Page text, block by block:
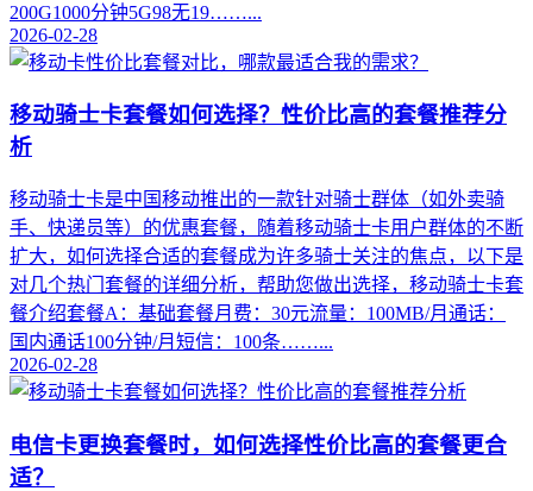
200G1000分钟5G98无19……...
2026-02-28
移动骑士卡套餐如何选择？性价比高的套餐推荐分
析
移动骑士卡是中国移动推出的一款针对骑士群体（如外卖骑
手、快递员等）的优惠套餐，随着移动骑士卡用户群体的不断
扩大，如何选择合适的套餐成为许多骑士关注的焦点，以下是
对几个热门套餐的详细分析，帮助您做出选择，移动骑士卡套
餐介绍套餐A：基础套餐月费：30元流量：100MB/月通话：
国内通话100分钟/月短信：100条……...
2026-02-28
电信卡更换套餐时，如何选择性价比高的套餐更合
适？